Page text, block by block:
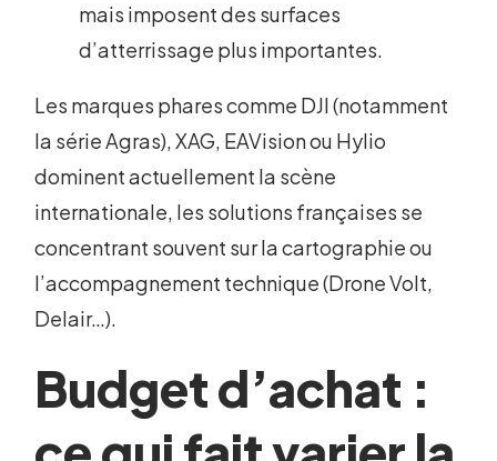
mais imposent des surfaces
d’atterrissage plus importantes.
Les marques phares comme DJI (notamment
la série Agras), XAG, EAVision ou Hylio
dominent actuellement la scène
internationale, les solutions françaises se
concentrant souvent sur la cartographie ou
l’accompagnement technique (Drone Volt,
Delair…).
Budget d’achat :